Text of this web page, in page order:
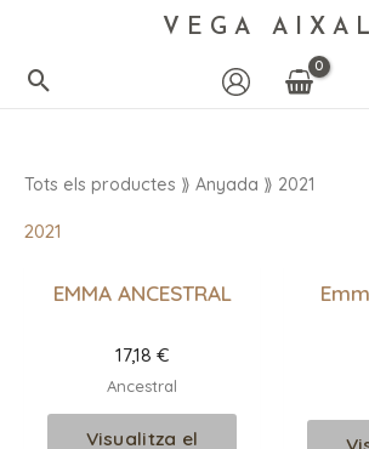
VEGA
Tots els productes ⟫ Anyada ⟫ 2021
2021
EMMA ANCESTRAL
17,18 €
Ancestral
Visualitza el